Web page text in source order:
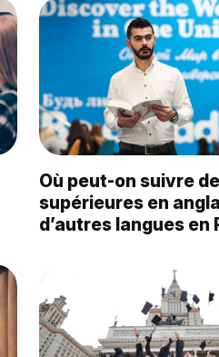
Où peut-on suivre
supérieures en
d’autres langues en